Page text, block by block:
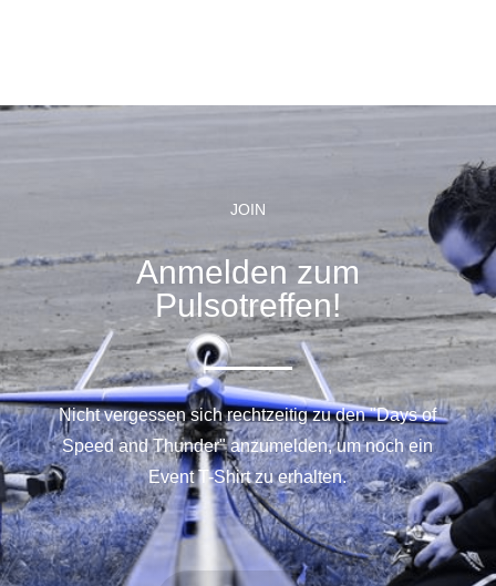
JOIN
Anmelden zum
Pulsotreffen!
Nicht vergessen sich rechtzeitig zu den "Days of
Speed and Thunder" anzumelden, um noch ein
Event T-Shirt zu erhalten.